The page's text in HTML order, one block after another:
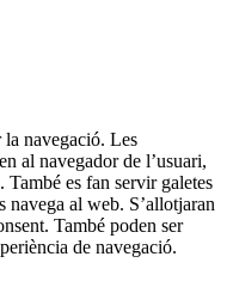
navegació. Les
al navegador de l’usuari,
es fan servir galetes
navega al web. S’allotjaran
També poden ser
de navegació.